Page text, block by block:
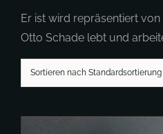
Er ist wird repräsentiert
Otto Schade lebt und
Sortieren nach Standardsortierung